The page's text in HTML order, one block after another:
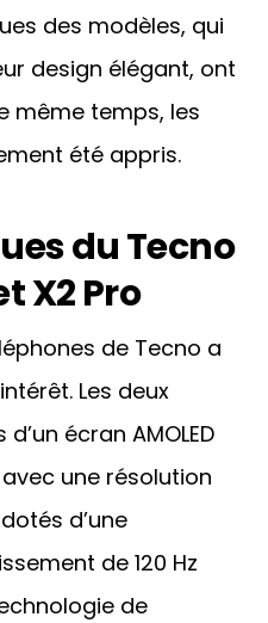
des modèles, qui
design élégant, ont
même temps, les
été appris.
du Tecno
X2 Pro
de Tecno a
Les deux
écran AMOLED
une résolution
d’une
de 120 Hz
de